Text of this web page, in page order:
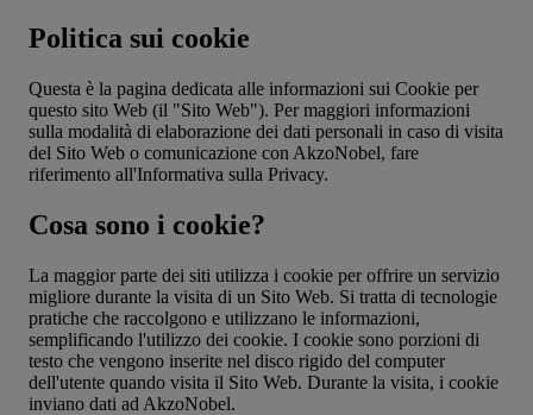
Politica sui cookie
Questa è la pagina dedicata alle informazioni sui Cookie per
questo sito Web (il "Sito Web"). Per maggiori informazioni
sulla modalità di elaborazione dei dati personali in caso di visita
del Sito Web o comunicazione con AkzoNobel, fare
riferimento all'Informativa sulla Privacy.
Cosa sono i cookie?
La maggior parte dei siti utilizza i cookie per offrire un servizio
migliore durante la visita di un Sito Web. Si tratta di tecnologie
pratiche che raccolgono e utilizzano le informazioni,
semplificando l'utilizzo dei cookie. I cookie sono porzioni di
testo che vengono inserite nel disco rigido del computer
dell'utente quando visita il Sito Web. Durante la visita, i cookie
inviano dati ad AkzoNobel.